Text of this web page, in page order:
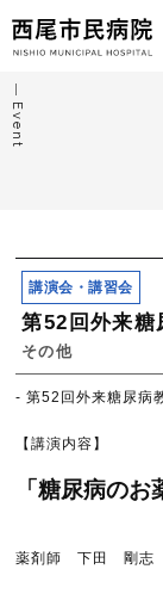
Event
講演会・講習会
第52回外来
その他
- 第52回外来糖尿
【講演内容】
「糖尿病のお
薬剤師 下田 剛志